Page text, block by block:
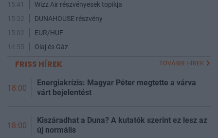
15:41
Wizz Air részvényesek topikja
15:32
DUNAHOUSE részvény
15:02
EUR/HUF
14:55
Olaj és Gáz
FRISS HÍREK TOVÁBBI HÍREK
18:00
Energiakrízis: Magyar Péter megtette a várva
várt bejelentést
18:00
Kiszáradhat a Duna? A kutatók szerint ez lesz az
új normális